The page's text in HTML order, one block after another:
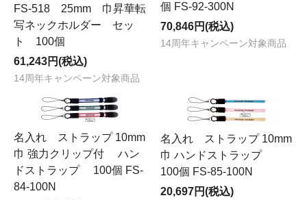
FS-518 25mm 巾昇華転
写ネックホルダー セッ
ト 100個
61,243円(税込)
14周年キャンペーン対象商品
個 FS-92-300N
70,846円(税込)
14周年キャンペーン対象商品
名入れ ストラップ 10mm
巾 強力クリップ付 ハン
ドストラップ 100個 FS-
84-100N
名入れ ストラップ 10mm
巾 ハンドストラップ
100個 FS-85-100N
20,697円(税込)